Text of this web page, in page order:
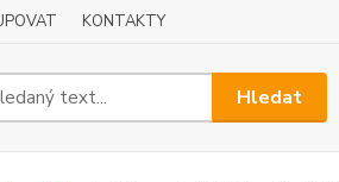
KONTAKTY
Hledat